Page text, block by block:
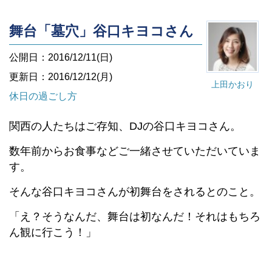
上田かおり
舞台「墓穴」谷口キヨコさん
公開日：2016/12/11(日)
更新日：2016/12/12(月)
休日の過ごし方
関西の人たちはご存知、DJの谷口キヨコさん。
数年前からお食事などご一緒させていただいていま
す。
そんな谷口キヨコさんが初舞台をされるとのこと。
「え？そうなんだ、舞台は初なんだ！それはもちろ
ん観に行こう！」